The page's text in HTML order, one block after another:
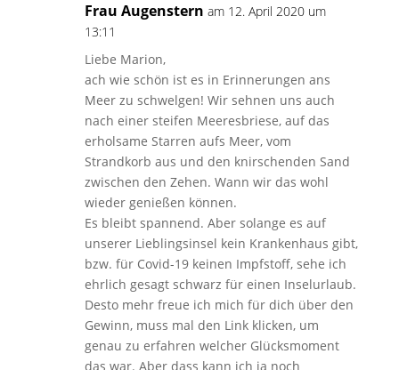
Frau Augenstern am 12. April 2020 um
13:11
Liebe Marion,
ach wie schön ist es in Erinnerungen ans
Meer zu schwelgen! Wir sehnen uns auch
nach einer steifen Meeresbriese, auf das
erholsame Starren aufs Meer, vom
Strandkorb aus und den knirschenden Sand
zwischen den Zehen. Wann wir das wohl
wieder genießen können.
Es bleibt spannend. Aber solange es auf
unserer Lieblingsinsel kein Krankenhaus gibt,
bzw. für Covid-19 keinen Impfstoff, sehe ich
ehrlich gesagt schwarz für einen Inselurlaub.
Desto mehr freue ich mich für dich über den
Gewinn, muss mal den Link klicken, um
genau zu erfahren welcher Glücksmoment
das war. Aber dass kann ich ja noch